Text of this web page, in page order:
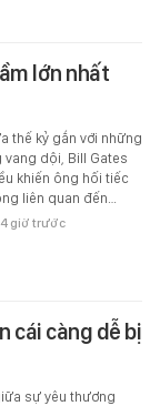
lớn nhất
thế kỷ gắn với những
vang dội, Bill Gates
khiến ông hối tiếc
liên quan đến…
4 giờ trước
cái càng dễ bị
sự yêu thương